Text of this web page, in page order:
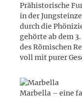
Prähistorische
in der
durch die
gehörte ab dem
des Römischen
voll mit purer
Marbella – eine